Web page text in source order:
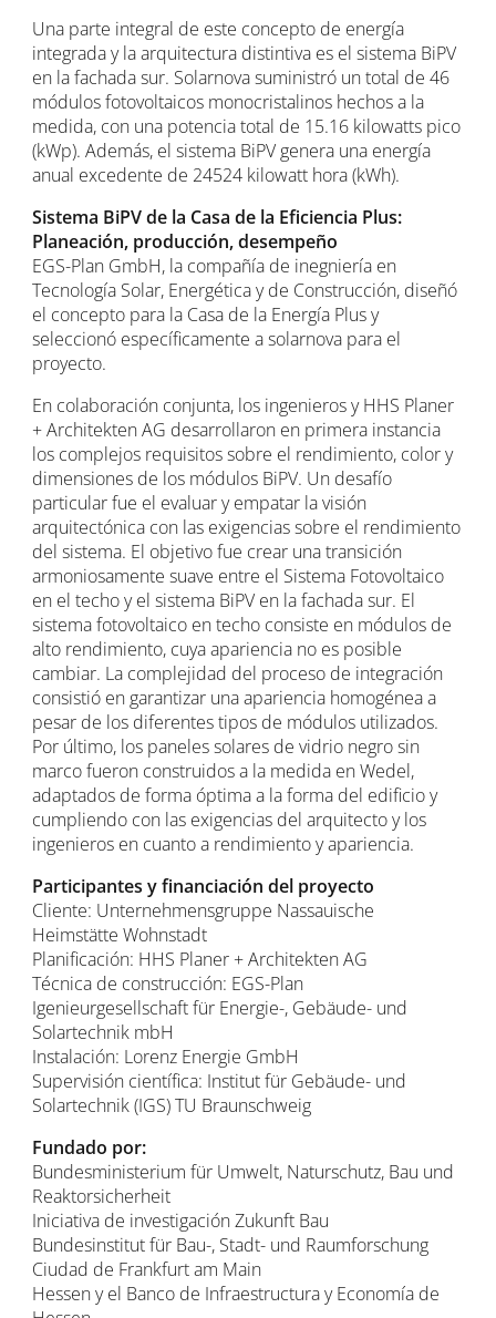
Una parte integral de este concepto de energía
integrada y la arquitectura distintiva es el sistema BiPV
en la fachada sur. Solarnova suministró un total de 46
módulos fotovoltaicos monocristalinos hechos a la
medida, con una potencia total de 15.16 kilowatts pico
(kWp). Además, el sistema BiPV genera una energía
anual excedente de 24524 kilowatt hora (kWh).
Sistema BiPV de la Casa de la Eficiencia Plus:
Planeación, producción, desempeño
EGS-Plan GmbH, la compañía de inegniería en
Tecnología Solar, Energética y de Construcción, diseñó
el concepto para la Casa de la Energía Plus y
seleccionó específicamente a solarnova para el
proyecto.
En colaboración conjunta, los ingenieros y HHS Planer
+ Architekten AG desarrollaron en primera instancia
los complejos requisitos sobre el rendimiento, color y
dimensiones de los módulos BiPV. Un desafío
particular fue el evaluar y empatar la visión
arquitectónica con las exigencias sobre el rendimiento
del sistema. El objetivo fue crear una transición
armoniosamente suave entre el Sistema Fotovoltaico
en el techo y el sistema BiPV en la fachada sur. El
sistema fotovoltaico en techo consiste en módulos de
alto rendimiento, cuya apariencia no es posible
cambiar. La complejidad del proceso de integración
consistió en garantizar una apariencia homogénea a
pesar de los diferentes tipos de módulos utilizados.
Por último, los paneles solares de vidrio negro sin
marco fueron construidos a la medida en Wedel,
adaptados de forma óptima a la forma del edificio y
cumpliendo con las exigencias del arquitecto y los
ingenieros en cuanto a rendimiento y apariencia.
Participantes y financiación del proyecto
Cliente: Unternehmensgruppe Nassauische
Heimstätte Wohnstadt
Planificación: HHS Planer + Architekten AG
Técnica de construcción: EGS-Plan
Igenieurgesellschaft für Energie-, Gebäude- und
Solartechnik mbH
Instalación: Lorenz Energie GmbH
Supervisión científica: Institut für Gebäude- und
Solartechnik (IGS) TU Braunschweig
Fundado por:
Bundesministerium für Umwelt, Naturschutz, Bau und
Reaktorsicherheit
Iniciativa de investigación Zukunft Bau
Bundesinstitut für Bau-, Stadt- und Raumforschung
Ciudad de Frankfurt am Main
Hessen y el Banco de Infraestructura y Economía de